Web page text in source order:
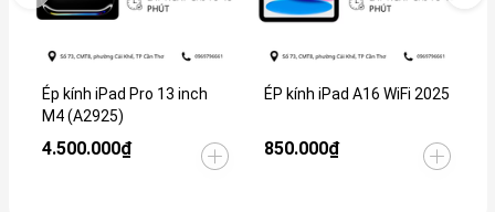
Ép kính iPad Pro 13 inch
M4 (A2925)
4.500.000₫
ÉP kính iPad A16 WiFi 2025
850.000₫